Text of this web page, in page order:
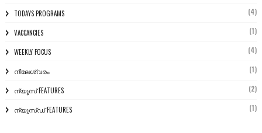
TODAYS PROGRAMS (4)
VACCANCIES (1)
WEEKLY FOCUS (4)
നീലേശ്വരം (1)
ന്യൂസ് FEATURES (2)
ന്യൂസ്ഡ് FEATURES (1)